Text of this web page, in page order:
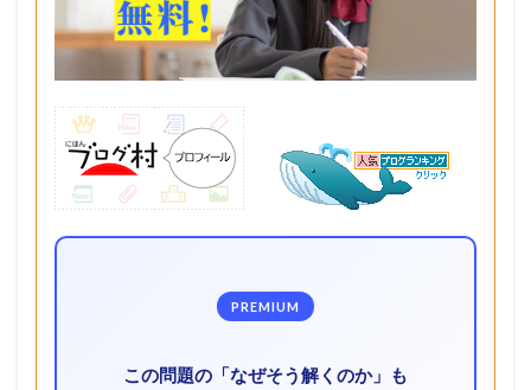
PREMIUM
この問題の「なぜそう解くのか」も